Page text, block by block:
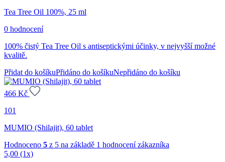
Tea Tree Oil 100%, 25 ml
0 hodnocení
100% čistý Tea Tree Oil s antiseptickými účinky, v nejvyšší možné
kvalitě.
Přidat do košíkuPřidáno do košíkuNepřidáno do košíku
466 Kč
101
MUMIO (Shilajit), 60 tablet
Hodnoceno 5 z 5 na základě 1 hodnocení zákazníka
5,00 (1x)